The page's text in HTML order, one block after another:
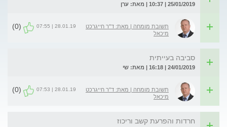
25/01/2019 | 10:37 | מאת: ערן
תשובת מומחה | מאת: ד"ר חייגרכט
מיכאל
28.01.19 | 07:55
(0)
סביבה בעייתית
24/01/2019 | 16:18 | מאת: שי
תשובת מומחה | מאת: ד"ר חייגרכט
מיכאל
28.01.19 | 07:53
(0)
חרדות והפרעת קשב וריכוז